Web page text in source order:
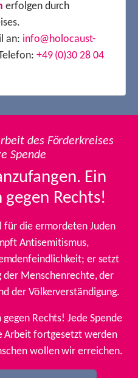
erfolgen durch
an: info@holocaust-
+49 (0)30 28 04
des Förderkreises
Spende
Ein
gegen Rechts!
für die ermordeten Juden
Antisemitismus,
er setzt
der Menschenrechte, der
der Völkerverständigung.
Rechts! Jede Spende
Arbeit fortgesetzt werden
wollen wir erreichen.